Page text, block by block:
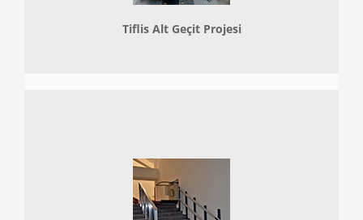
Tiflis Alt Geçit Projesi